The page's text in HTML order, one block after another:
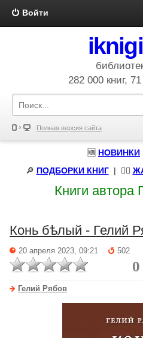
Войти
282 000 книг,
Полная версия сайта
🆕 НОВИНКИ
🔎 ПОДБОРКИ КНИГ| 🧝‍♀️
Книги автора
Конь бѣлый - Гелий
20 апреля 2023, 09:21 502
0
Гелий Рябов